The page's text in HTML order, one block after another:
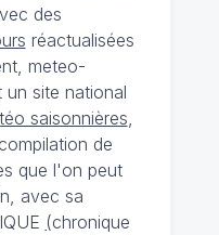
des
réactualisées
meteo-
un site national
saisonnières
de
que l'on peut
avec sa
(chronique